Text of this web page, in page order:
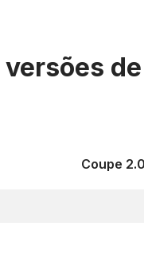
de
Coupe